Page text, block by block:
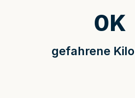
gefahrene
0K